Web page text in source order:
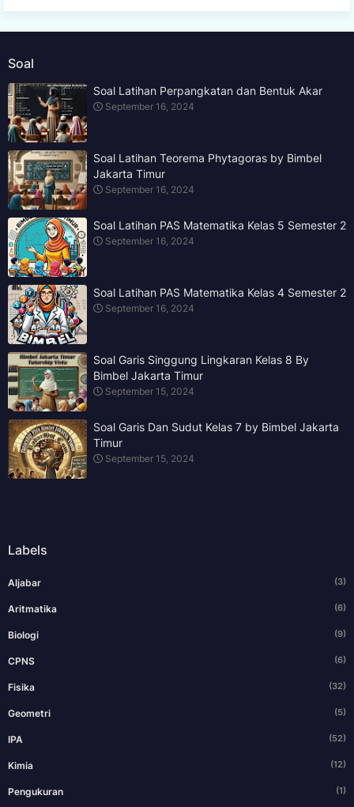
Soal
Soal Latihan Perpangkatan dan Bentuk Akar
September 16, 2024
Soal Latihan Teorema Phytagoras by Bimbel
Jakarta Timur
September 16, 2024
Soal Latihan PAS Matematika Kelas 5 Semester 2
September 16, 2024
Soal Latihan PAS Matematika Kelas 4 Semester 2
September 16, 2024
Soal Garis Singgung Lingkaran Kelas 8 By
Bimbel Jakarta Timur
September 15, 2024
Soal Garis Dan Sudut Kelas 7 by Bimbel Jakarta
Timur
September 15, 2024
Labels
Aljabar (3)
Aritmatika (6)
Biologi (9)
CPNS (6)
Fisika (32)
Geometri (5)
IPA (52)
Kimia (12)
Pengukuran (1)